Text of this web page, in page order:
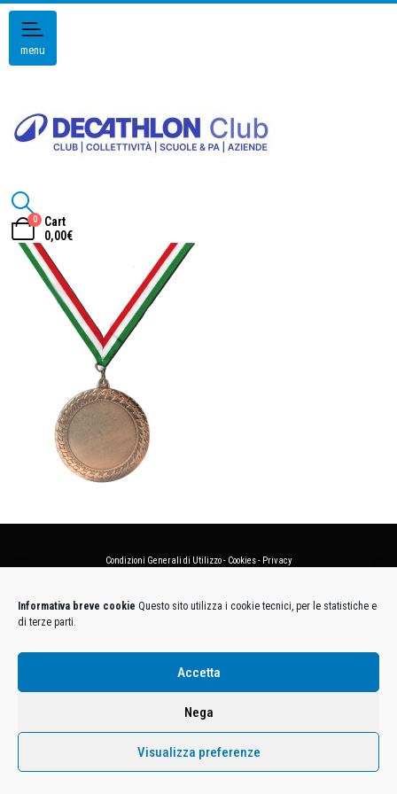
Informativa breve cookie Questo sito utilizza i cookie tecnici, per le statistiche e
di terze parti.
Accetta
Nega
Visualizza preferenze
menu
0
Cart
0,00€
Condizioni Generali di Utilizzo- Cookies- Privacy
Euro 12.500.000 i.v. - C.F. e Iscr. Reg. Imp. Monza e Brianza 02137480964 - R.E.A. MB-1370021 -
P.IVA. 11005760159 - Direzione e coordinamento art. 2497 C.C. DECATHLON SA, Villeneuve